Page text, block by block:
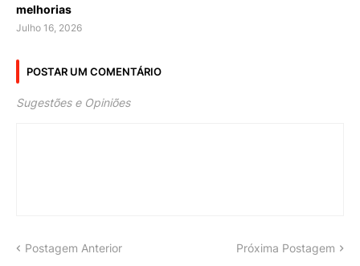
melhorias
Julho 16, 2026
POSTAR UM COMENTÁRIO
Sugestões e Opiniões
Postagem Anterior Próxima Postagem